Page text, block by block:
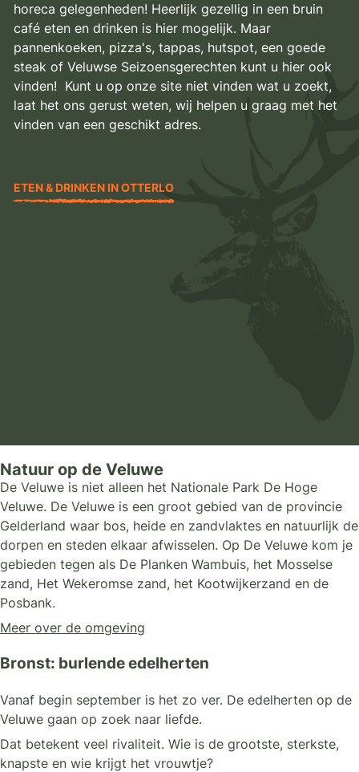
horeca gelegenheden! Heerlijk gezellig in een bruin
café eten en drinken is hier mogelijk. Maar
pannenkoeken, pizza's, tappas, hutspot, een goede
steak of Veluwse Seizoensgerechten kunt u hier ook
vinden! Kunt u op onze site niet vinden wat u zoekt,
laat het ons gerust weten, wij helpen u graag met het
vinden van een geschikt adres.
ETEN & DRINKEN IN OTTERLO
Natuur op de Veluwe
De Veluwe is niet alleen het Nationale Park De Hoge
Veluwe. De Veluwe is een groot gebied van de provincie
Gelderland waar bos, heide en zandvlaktes en natuurlijk de
dorpen en steden elkaar afwisselen. Op De Veluwe kom je
gebieden tegen als De Planken Wambuis, het Mosselse
zand, Het Wekeromse zand, het Kootwijkerzand en de
Posbank.
Meer over de omgeving
Bronst: burlende edelherten
Vanaf begin september is het zo ver. De edelherten op de
Veluwe gaan op zoek naar liefde.
Dat betekent veel rivaliteit. Wie is de grootste, sterkste,
knapste en wie krijgt het vrouwtje?